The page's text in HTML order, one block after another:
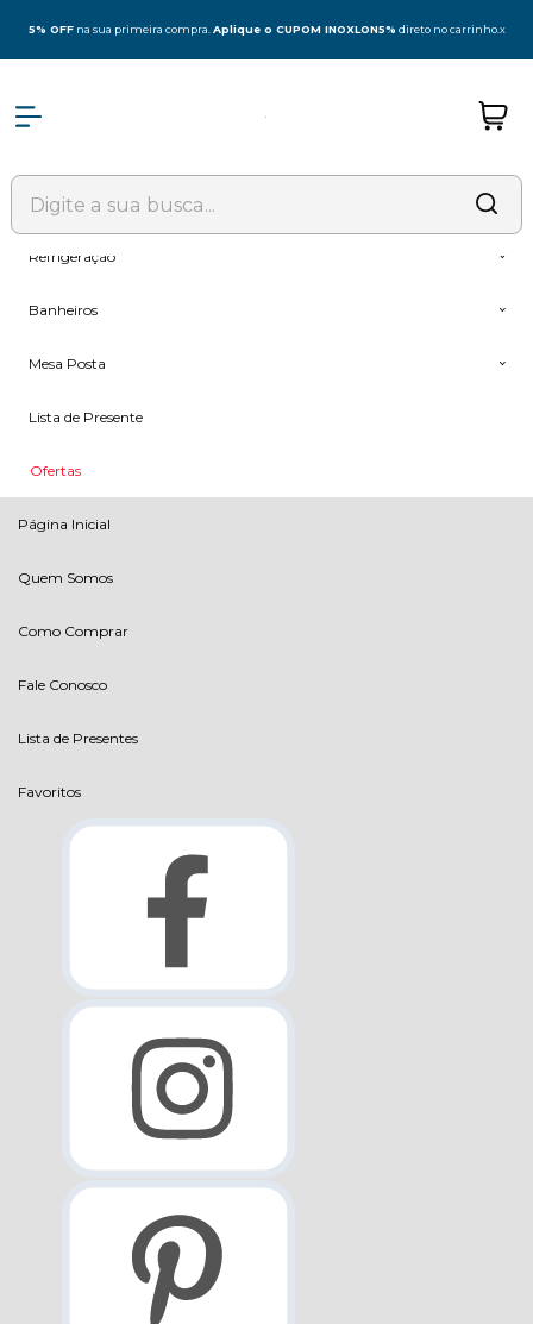
Forno + Microondas
Refrigeração
Banheiros
Mesa Posta
Lista de Presente
Ofertas
Página Inicial
Quem Somos
Como Comprar
Fale Conosco
Lista de Presentes
Favoritos
5% OFF na sua primeira compra.Aplique o CUPOM INOXLON5% direto no carrinho.x